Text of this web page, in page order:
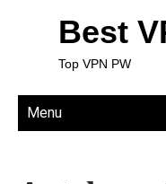
Best
Top VPN PW
Menu